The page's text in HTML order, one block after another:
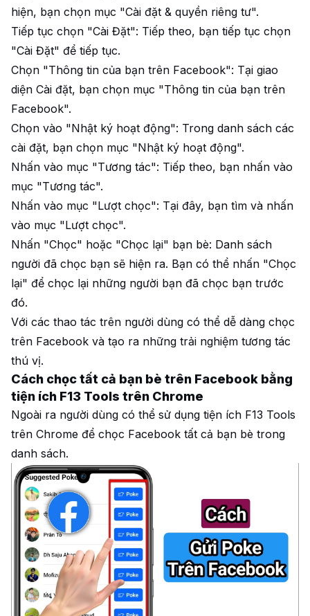
hiện, bạn chọn mục "Cài đặt & quyền riêng tư".
Tiếp tục chọn "Cài Đặt": Tiếp theo, bạn tiếp tục chọn
"Cài Đặt" để tiếp tục.
Chọn "Thông tin của bạn trên Facebook": Tại giao
diện Cài đặt, bạn chọn mục "Thông tin của bạn trên
Facebook".
Chọn vào "Nhật ký hoạt động": Trong danh sách các
cài đặt, bạn chọn mục "Nhật ký hoạt động".
Nhấn vào mục "Tương tác": Tiếp theo, bạn nhấn vào
mục "Tương tác".
Nhấn vào mục "Lượt chọc": Tại đây, bạn tìm và nhấn
vào mục "Lượt chọc".
Nhấn "Chọc" hoặc "Chọc lại" bạn bè: Danh sách
người đã chọc bạn sẽ hiện ra. Bạn có thể nhấn "Chọc
lại" để chọc lại những người bạn đã chọc bạn trước
đó.
Với các thao tác trên người dùng có thể dễ dàng chọc
trên Facebook và tạo ra những trải nghiệm tương tác
thú vị.
Cách chọc tất cả bạn bè trên Facebook bằng
tiện ích F13 Tools trên Chrome
Ngoài ra người dùng có thể sử dụng tiện ích F13 Tools
trên Chrome để chọc Facebook tất cả bạn bè trong
danh sách.